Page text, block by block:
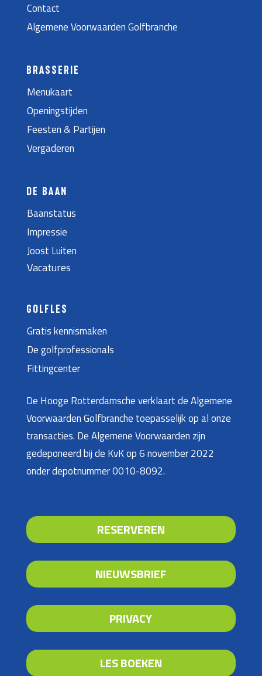
Contact
Algemene Voorwaarden Golfbranche
BRASSERIE
Menukaart
Openingstijden
Feesten & Partijen
Vergaderen
DE BAAN
Baanstatus
Impressie
Joost Luiten
Vacatures
GOLFLES
Gratis kennismaken
De golfprofessionals
Fittingcenter
De Hooge Rotterdamsche verklaart de Algemene
Voorwaarden Golfbranche toepasselijk op al onze
transacties. De Algemene Voorwaarden zijn
gedeponeerd bij de KvK op 6 november 2022
onder depotnummer 0010-8092.
RESERVEREN
NIEUWSBRIEF
PRIVACY
LES BOEKEN